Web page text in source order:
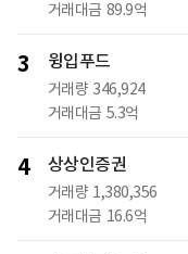
거래대금 89.9억
3 윙입푸드
거래량 346,924
거래대금 5.3억
4 상상인증권
거래량 1,380,356
거래대금 16.6억